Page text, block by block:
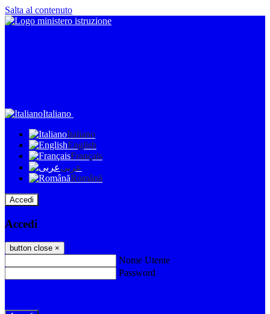
Salta al contenuto
Italiano
Italiano
English
Français
عربى
Română
Accedi
Accedi
button close ×
Nome Utente
Password